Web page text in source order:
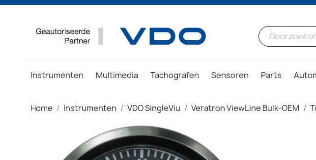
Instrumenten Multimedia Tachografen Sensoren Parts
Home Instrumenten VDO SingleViu Veratron ViewLine Bulk-OEM